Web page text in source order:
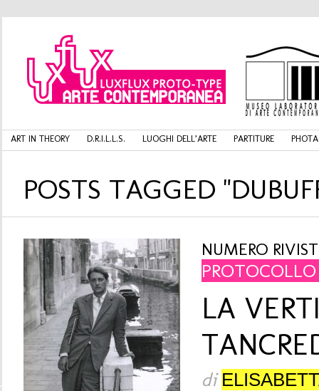
ART IN THEORY D.R.I.L.L.S. LUOGHI DELL’ARTE PARTITURE
POSTS TAGGED
NUMERO
LA
di